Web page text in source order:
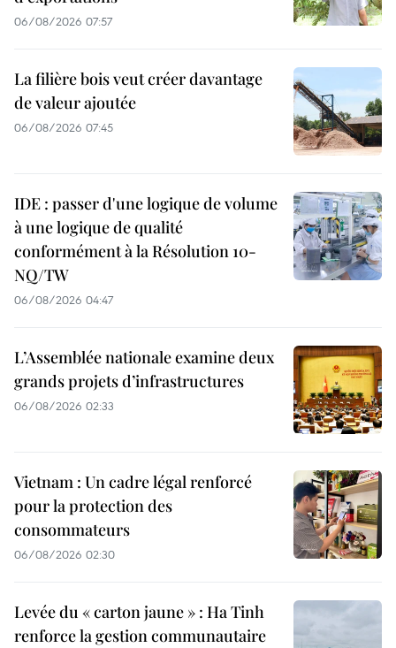
06/08/2026 07:57
La filière bois veut créer davantage
de valeur ajoutée
06/08/2026 07:45
IDE : passer d'une logique de volume
à une logique de qualité
conformément à la Résolution 10-
NQ/TW
06/08/2026 04:47
L’Assemblée nationale examine deux
grands projets d’infrastructures
06/08/2026 02:33
Vietnam : Un cadre légal renforcé
pour la protection des
consommateurs
06/08/2026 02:30
Levée du « carton jaune » : Ha Tinh
renforce la gestion communautaire